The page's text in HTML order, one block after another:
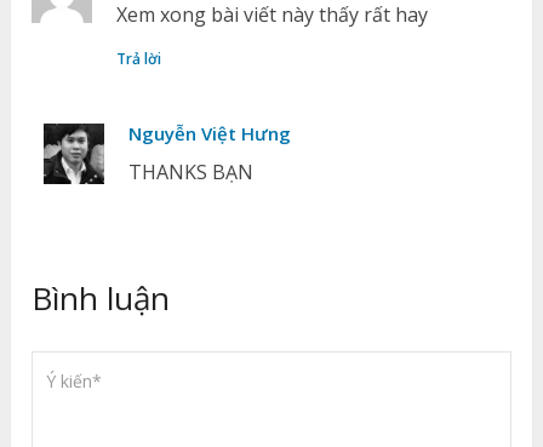
Xem xong bài viết này thấy rất hay
Trả lời
Nguyễn Việt Hưng
THANKS BẠN
Bình luận